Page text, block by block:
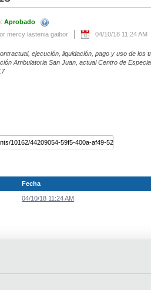
Aprobado
mercy lastenia gaibor
04/10/18 11:24 AM
ejecución, liquidación, pago y uso de los
Ambulatoria San Juan, actual Centro de
Fecha
04/10/18 11:24 AM